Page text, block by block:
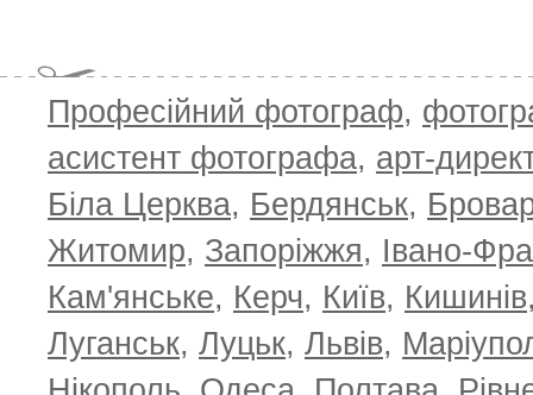
Професійний фотограф,
асистент фотографа, арт-
Біла Церква, Бердянськ,
Житомир, Запоріжжя, Івано-
Кам'янське, Керч, Київ, Кишинів
Луганськ, Луцьк, Львів,